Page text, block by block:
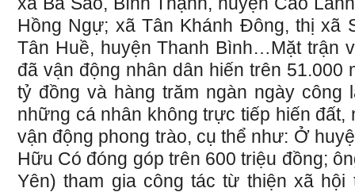
Hồng Ngự; xã Tân Khánh Đông, thị xã
Tân Huề, huyện Thanh Bình…Mặt trận
đã vận động nhân dân hiến trên 51.000
tỷ đồng và hàng trăm ngàn ngày công
những cá nhân không trực tiếp hiến
vận động phong trào, cụ thể như: Ở
Hữu Có đóng góp trên 600 triệu đồng;
Yên) tham gia công tác từ thiện xã